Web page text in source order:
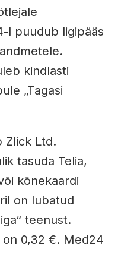
l puudub ligipääs
kindlasti
„Tagasi
Zlick Ltd.
tasuda Telia,
kõnekaardi
on lubatud
teenust.
0,32 €. Med24